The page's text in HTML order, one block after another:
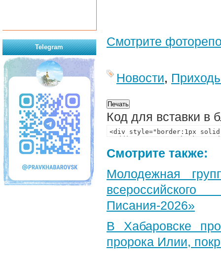
Смотрите
Новости,
Код для вставки в
Смотрите также:
Молодежная
Писания-2026»
В Хабаровске
пророка Илии,
Telegram